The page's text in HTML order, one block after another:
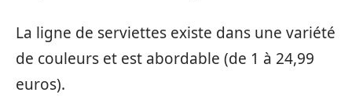
La ligne de serviettes existe dans une variété
de couleurs et est abordable (de 1 à 24,99
euros).